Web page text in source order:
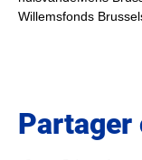
Willemsfonds
Partager